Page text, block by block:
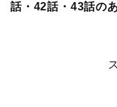
話・42話・43話の